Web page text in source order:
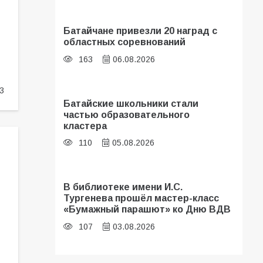
Батайчане привезли 20 наград с
областных соревнований
163 06.08.2026
Батайские школьники стали
частью образовательного
кластера
110 05.08.2026
В библиотеке имени И.С.
Тургенева прошёл мастер-класс
«Бумажный парашют» ко Дню ВДВ
107 03.08.2026